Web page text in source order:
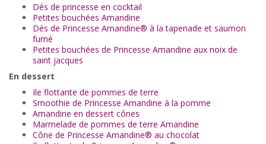
Dés de princesse en cocktail
Petites bouchées Amandine
Dés de Princesse Amandine® à la tapenade et saumon
fumé
Petites bouchées de Princesse Amandine aux noix de
saint jacques
En dessert
Ile flottante de pommes de terre
Smoothie de Princesse Amandine à la pomme
Amandine en dessert cônes
Marmelade de pommes de terre Amandine
Cône de Princesse Amandine® au chocolat